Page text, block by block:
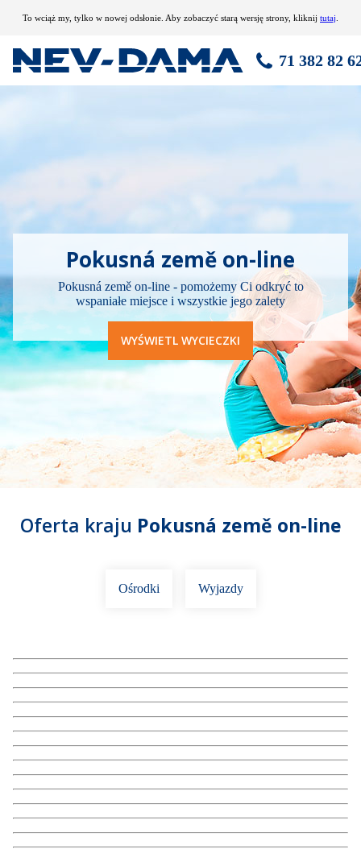
To wciąż my, tylko w nowej odsłonie. Aby zobaczyć starą wersję strony, kliknij tutaj
71 382 82
Pokusná země on-line
Pokusná země on-line -pomożemy Ci odkryć to
wspaniałe miejsce i wszystkie jego zalety
WYŚWIETL WYCIECZKI
Oferta kraju Pokusná země on-line
Ośrodki Wyjazdy